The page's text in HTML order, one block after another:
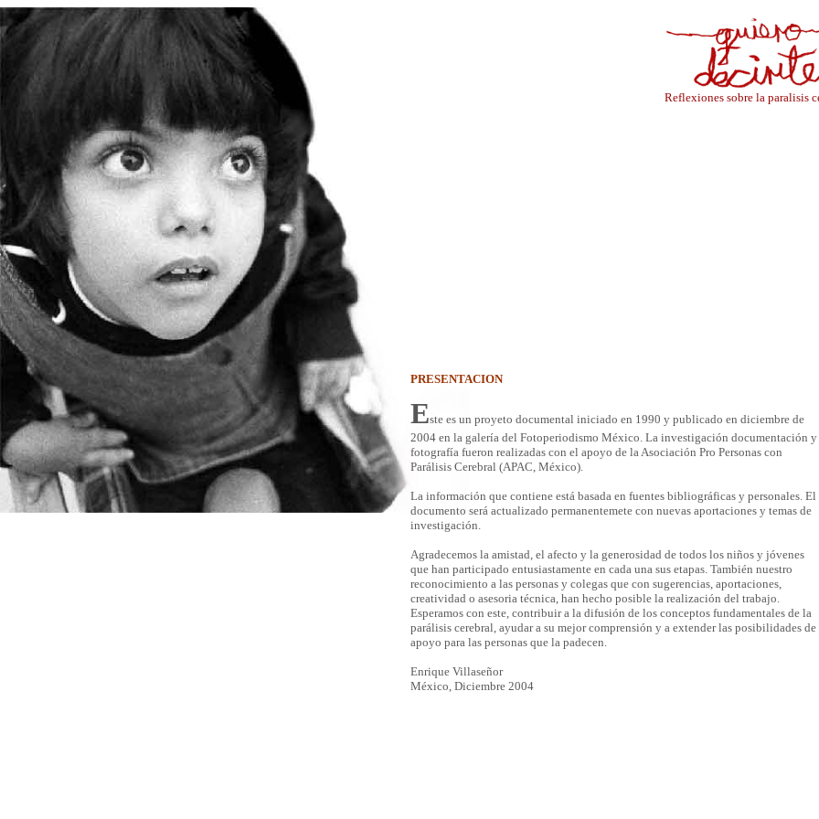
Reflexiones sobre la paralisis
PRESENTACION
Este es un proyeto documental iniciado en 1990 y publicado en diciembre de
2004 en la galería del Fotoperiodismo México. La investigación documentación y
fotografía fueron realizadas con el apoyo de la Asociación Pro Personas con
Parálisis Cerebral (APAC, México).
La información que contiene está basada en fuentes bibliográficas y personales. El
documento será actualizado permanentemete con nuevas aportaciones y temas de
investigación.
Agradecemos la amistad, el afecto y la generosidad de todos los niños y jóvenes
que han participado entusiastamente en cada una sus etapas. También nuestro
reconocimiento a las personas y colegas que con sugerencias, aportaciones,
creatividad o asesoria técnica, han hecho posible la realización del trabajo.
Esperamos con este, contribuir a la difusión de los conceptos fundamentales de la
parálisis cerebral, ayudar a su mejor comprensión y a extender las posibilidades de
apoyo para las personas que la padecen.
Enrique Villaseñor
México, Diciembre 2004